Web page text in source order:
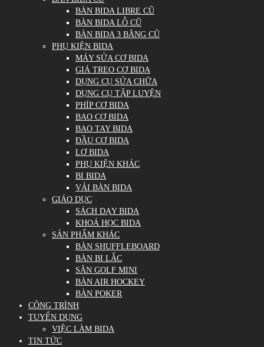
BÀN BIDA LIBRE CŨ
BÀN BIDA LỖ CŨ
BÀN BIDA 3 BĂNG CŨ
PHỤ KIỆN BIDA
MÁY SỬA CƠ BIDA
GIÁ TREO CƠ BIDA
DỤNG CỤ SỬA CHỮA
DỤNG CỤ TẬP LUYỆN
PHÍP CƠ BIDA
BAO CƠ BIDA
BAO TAY BIDA
ĐẦU CƠ BIDA
LƠ BIDA
PHỤ KIỆN KHÁC
BI BIDA
VẢI BÀN BIDA
GIÁO DỤC
SÁCH DẠY BIDA
KHOÁ HỌC BIDA
SẢN PHẨM KHÁC
BÀN SHUFFLEBOARD
BÀN BI LẮC
SÂN GOLF MINI
BÀN AIR HOCKEY
BÀN POKER
CÔNG TRÌNH
TUYỂN DỤNG
VIỆC LÀM BIDA
TIN TỨC